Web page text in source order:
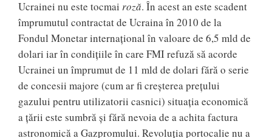
Ucrainei nu este tocmai roză. În acest an este scadent
împrumutul contractat de Ucraina în 2010 de la
Fondul Monetar internaţional în valoare de 6,5 mld de
dolari iar în condițiile în care FMI refuză să acorde
Ucrainei un împrumut de 11 mld de dolari fără o serie
de concesii majore (cum ar fi creşterea preţului
gazului pentru utilizatorii casnici) situaţia economică
a ţării este sumbră şi fără nevoia de a achita factura
astronomică a Gazpromului. Revoluția portocalie nu a